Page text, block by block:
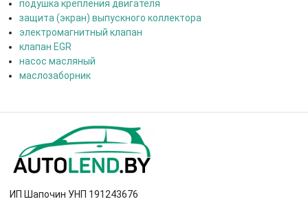
подушка крепления двигателя
защита (экран) выпускного коллектора
электромагнитный клапан
клапан EGR
насос масляный
маслозаборник
ИП Шапочин УНП 191243676